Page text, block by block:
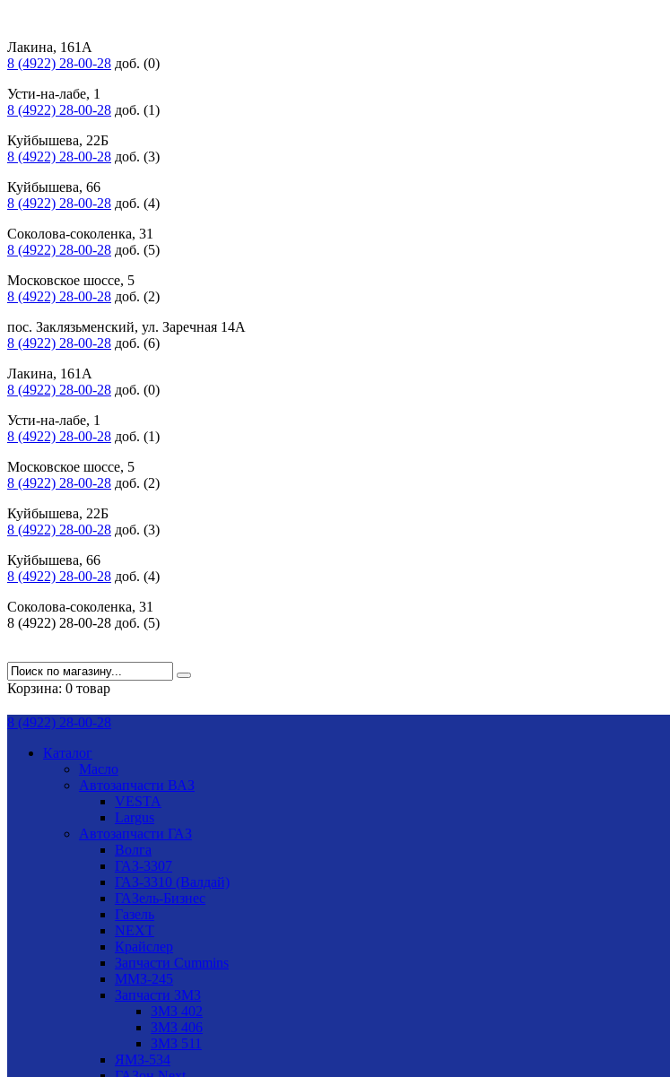
Лакина, 161А
8 (4922) 28-00-28 доб. (0)
Усти-на-лабе, 1
8 (4922) 28-00-28 доб. (1)
Куйбышева, 22Б
8 (4922) 28-00-28 доб. (3)
Куйбышева, 66
8 (4922) 28-00-28 доб. (4)
Соколова-соколенка, 31
8 (4922) 28-00-28 доб. (5)
Московское шоссе, 5
8 (4922) 28-00-28 доб. (2)
пос. Заклязьменский, ул. Заречная 14А
8 (4922) 28-00-28 доб. (6)
Лакина, 161А
8 (4922) 28-00-28 доб. (0)
Усти-на-лабе, 1
8 (4922) 28-00-28 доб. (1)
Московское шоссе, 5
8 (4922) 28-00-28 доб. (2)
Куйбышева, 22Б
8 (4922) 28-00-28 доб. (3)
Куйбышева, 66
8 (4922) 28-00-28 доб. (4)
Соколова-соколенка, 31
8 (4922) 28-00-28 доб. (5)
Корзина: 0 товар
8 (4922) 28-00-28
Каталог
Масло
Автозапчасти ВАЗ
VESTA
Largus
Автозапчасти ГАЗ
Волга
ГАЗ-3307
ГАЗ-3310 (Валдай)
ГАЗель-Бизнес
Газель
NEXT
Крайслер
Запчасти Cummins
ММЗ-245
Запчасти ЗМЗ
ЗМЗ 402
ЗМЗ 406
ЗМЗ 511
ЯМЗ-534